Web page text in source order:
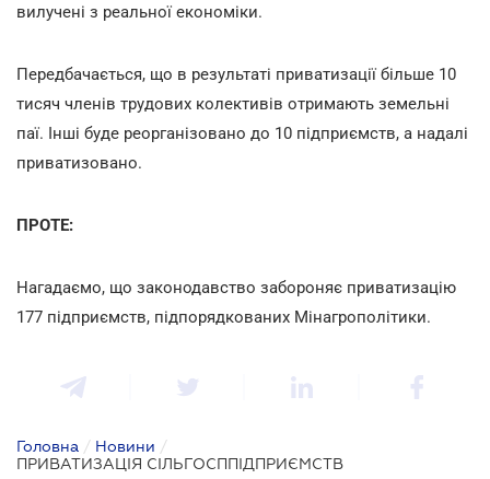
вилучені з реальної економіки.
Передбачається, що в результаті приватизації більше 10
тисяч членів трудових колективів отримають земельні
паї. Інші буде реорганізовано до 10 підприємств, а надалі
приватизовано.
ПРОТЕ:
Нагадаємо, що законодавство забороняє приватизацію
177 підприємств, підпорядкованих Мінагрополітики.
Головна / Новини /
ПРИВАТИЗАЦІЯ СІЛЬГОСППІДПРИЄМСТВ